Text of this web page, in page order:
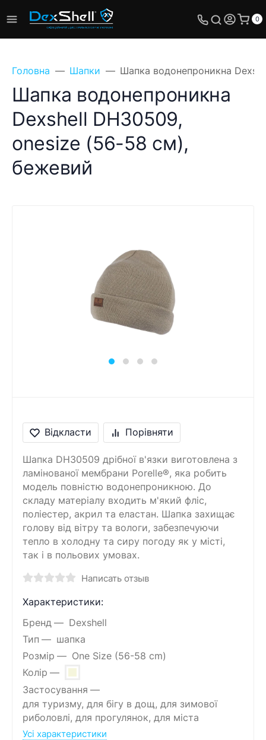
0
Головна Шапки Шапка водонепроникна
Шапка водонепроникна
Dexshell DH30509,
onesize (56-58 см),
бежевий
Відкласти Порівняти
Шапка DH30509 дрібної в'язки виготовлена з
ламінованої мембрани Porelle®️, яка робить
модель повністю водонепроникною. До
складу матеріалу входить м'який фліс,
поліестер, акрил та еластан. Шапка захищає
голову від вітру та вологи, забезпечуючи
тепло в холодну та сиру погоду як у місті,
так і в польових умовах.
Написать отзыв
Характеристики:
Бренд
Dexshell
Тип
шапка
Розмір
One Size (56-58 cm)
Колір
Застосування
для туризму, для бігу в дощ, для зимової
риболовлі, для прогулянок, для міста
Усі характеристики
Поставте своє
питання, ми
обов'язково відповімо!